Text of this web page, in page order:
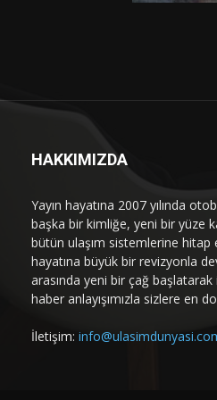
HAKKIMIZDA
Yayın hayatına 2007 yılında
başka bir kimliğe, yeni bir yüze
bütün ulaşım sistemlerine hitap
hayatına büyük bir revizyonla
arasında yeni bir çağ
haber anlayışımızla sizlere en
İletişim: